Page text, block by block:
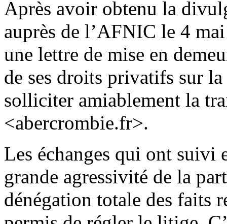
Après avoir obtenu la
auprès de l’AFNIC le 4
une lettre de mise en
de ses droits privatifs sur
solliciter amiablement la
<abercrombie.fr>.
Les échanges qui ont suivi
grande agressivité de la
dénégation totale des faits